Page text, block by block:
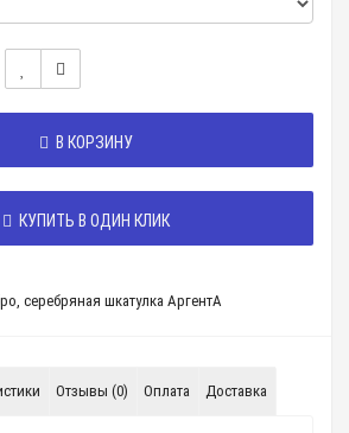
В КОРЗИНУ
КУПИТЬ В ОДИН КЛИК
, серебряная шкатулка АргентА
Отзывы (0) Оплата Доставка